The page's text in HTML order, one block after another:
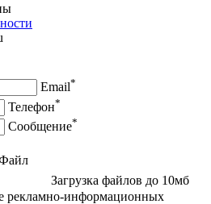
Email*
Телефон*
Сообщение*
Загрузка файлов до 10мб
рекламно-информационных